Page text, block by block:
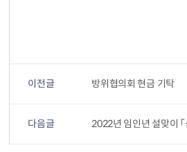
이전글 방위협의회 현금 기탁
다음글